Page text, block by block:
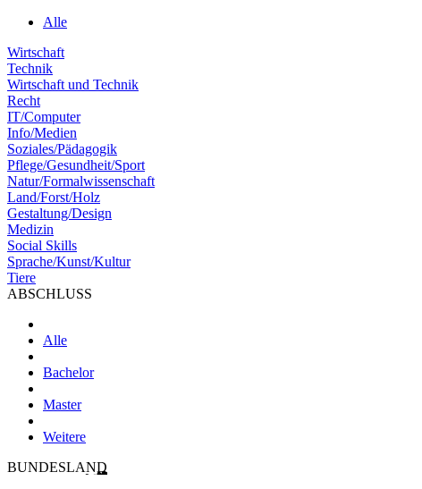
Alle
Wirtschaft
Technik
Wirtschaft und Technik
Recht
IT/Computer
Info/Medien
Soziales/Pädagogik
Pflege/Gesundheit/Sport
Natur/Formalwissenschaft
Land/Forst/Holz
Gestaltung/Design
Medizin
Social Skills
Sprache/Kunst/Kultur
Tiere
ABSCHLUSS
Alle
Bachelor
Master
Weitere
BUNDESLAND